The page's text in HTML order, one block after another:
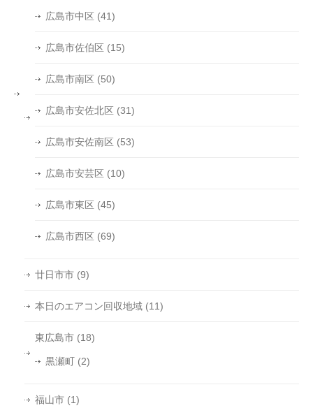
広島市中区 (41)
広島市佐伯区 (15)
広島市南区 (50)
広島市安佐北区 (31)
広島市安佐南区 (53)
広島市安芸区 (10)
広島市東区 (45)
広島市西区 (69)
廿日市市 (9)
本日のエアコン回収地域 (11)
東広島市 (18)
黒瀬町 (2)
福山市 (1)